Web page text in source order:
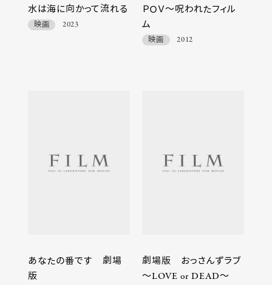
水は海に向かって流れる
映画 2023
ＰＯＶ～呪われたフィル
ム
映画 2012
あなたの番です 劇場
版
劇場版 おっさんずラブ
～LOVE or DEAD～